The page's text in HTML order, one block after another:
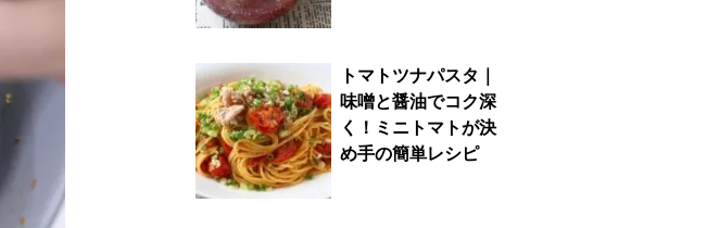
トマトツナパスタ｜
味噌と醤油でコク深
く！ミニトマトが決
め手の簡単レシピ